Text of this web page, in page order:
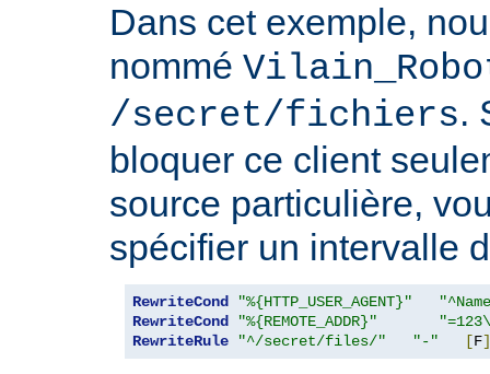
Dans cet exemple,
nommé
/secret/fichiers.
bloquer ce client
source particulière,
spécifier un intervalle
RewriteCond "%{HTTP_USER_AGENT}"
RewriteCond
"%{REMOTE_ADDR}"
RewriteRule
"^/secret/files/" "-" [F]